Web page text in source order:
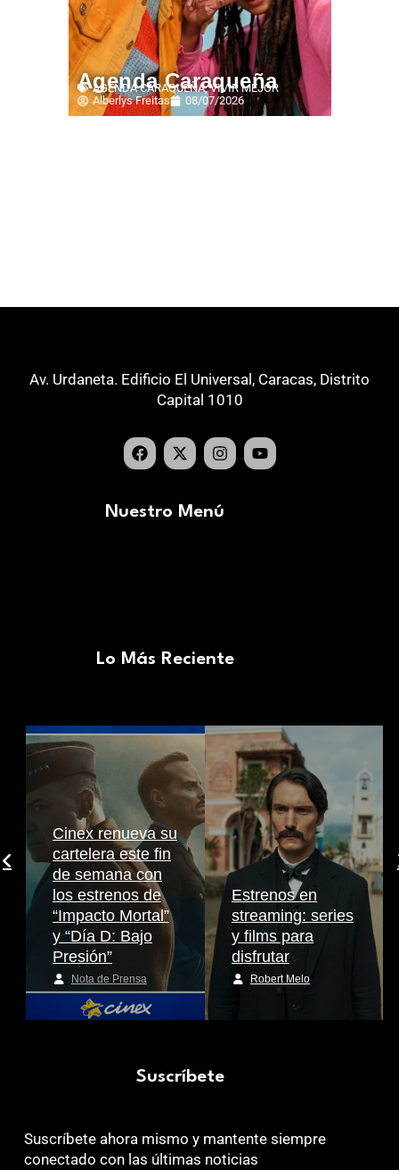
Agenda Caraqueña
AGENDA CARAQUEÑA,VIVIR MEJOR
Alberlys Freitas
08/07/2026
Av. Urdaneta. Edificio El Universal, Caracas, Distrito
Capital 1010
Nuestro Menú
Lo Más Reciente
Cinex renueva su
cartelera este fin
de semana con
los estrenos de
“Impacto Mortal”
y “Día D: Bajo
Presión”
Nota de Prensa
Estrenos en
streaming: series
y films para
disfrutar
Robert Melo
Suscríbete
Suscríbete ahora mismo y mantente siempre
conectado con las últimas noticias